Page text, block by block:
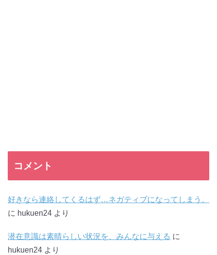
コメント
好きなら連絡してくるはず…ネガティブになってしまう。
に hukuen24 より
潜在意識は素晴らしい状況を、みんなに与える に
hukuen24 より